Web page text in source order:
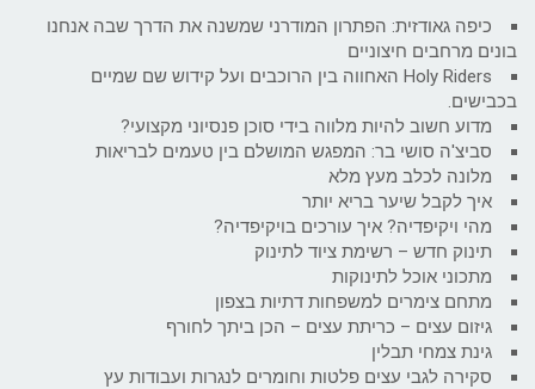
כיפה גאודזית: הפתרון המודרני שמשנה את הדרך שבה אנחנו
בונים מרחבים חיצוניים
Holy Riders האחווה בין הרוכבים ועל קידוש שם שמיים
בכבישים.
מדוע חשוב להיות מלווה בידי סוכן פנסיוני מקצועי?
סביצ'ה סושי בר: המפגש המושלם בין טעמים לבריאות
מלונה לכלב מעץ מלא
איך לקבל שיער בריא יותר
מהי ויקיפדיה? איך עורכים בויקיפדיה?
תינוק חדש – רשימת ציוד לתינוק
מתכוני אוכל לתינוקות
מתחם צימרים למשפחות דתיות בצפון
גיזום עצים – כריתת עצים – הכן ביתך לחורף
גינת צמחי תבלין
סקירה לגבי עצים פלטות וחומרים לנגרות ועבודות עץ